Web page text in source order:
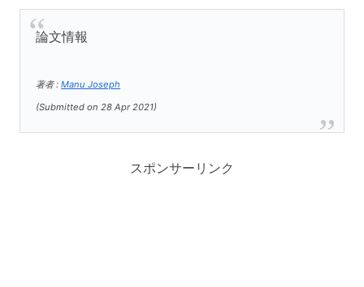
論文情報
著者 :Manu Joseph
(Submitted on28 Apr 2021)
スポンサーリンク